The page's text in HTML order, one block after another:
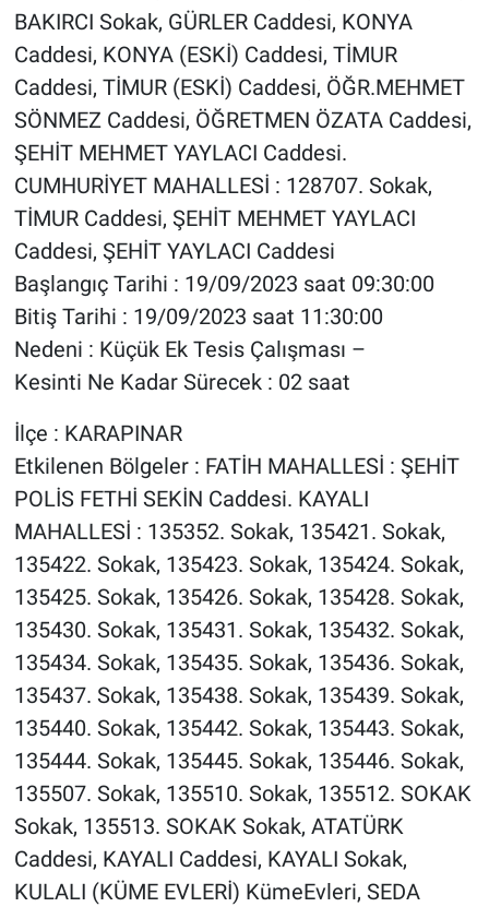
BAKIRCI Sokak, GÜRLER Caddesi, KONYA
Caddesi, KONYA (ESKİ) Caddesi, TİMUR
Caddesi, TİMUR (ESKİ) Caddesi, ÖĞR.MEHMET
SÖNMEZ Caddesi, ÖĞRETMEN ÖZATA Caddesi,
ŞEHİT MEHMET YAYLACI Caddesi.
CUMHURİYET MAHALLESİ : 128707. Sokak,
TİMUR Caddesi, ŞEHİT MEHMET YAYLACI
Caddesi, ŞEHİT YAYLACI Caddesi
Başlangıç Tarihi : 19/09/2023 saat 09:30:00
Bitiş Tarihi : 19/09/2023 saat 11:30:00
Nedeni : Küçük Ek Tesis Çalışması –
Kesinti Ne Kadar Sürecek : 02 saat
İlçe : KARAPINAR
Etkilenen Bölgeler : FATİH MAHALLESİ : ŞEHİT
POLİS FETHİ SEKİN Caddesi. KAYALI
MAHALLESİ : 135352. Sokak, 135421. Sokak,
135422. Sokak, 135423. Sokak, 135424. Sokak,
135425. Sokak, 135426. Sokak, 135428. Sokak,
135430. Sokak, 135431. Sokak, 135432. Sokak,
135434. Sokak, 135435. Sokak, 135436. Sokak,
135437. Sokak, 135438. Sokak, 135439. Sokak,
135440. Sokak, 135442. Sokak, 135443. Sokak,
135444. Sokak, 135445. Sokak, 135446. Sokak,
135507. Sokak, 135510. Sokak, 135512. SOKAK
Sokak, 135513. SOKAK Sokak, ATATÜRK
Caddesi, KAYALI Caddesi, KAYALI Sokak,
KULALI (KÜME EVLERİ) KümeEvleri, SEDA